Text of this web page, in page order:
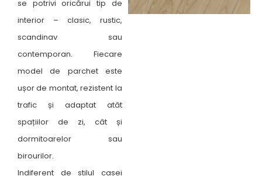
se potrivi oricărui tip de
interior – clasic, rustic,
scandinav sau
contemporan. Fiecare
model de parchet este
ușor de montat, rezistent la
trafic și adaptat atât
spațiilor de zi, cât și
dormitoarelor sau
birourilor.
Indiferent de stilul casei